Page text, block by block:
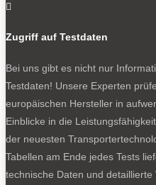

Zugriff auf Testdaten
Bei uns gibt es nicht nur
Testdaten! Unsere Experten
europäischen Hersteller in
Einblicke in die
der neuesten
Tabellen am Ende jedes Tests
technische Daten und